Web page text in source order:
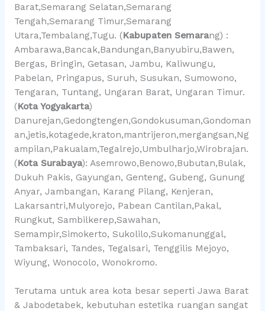
Barat,Semarang Selatan,Semarang
Tengah,Semarang Timur,Semarang
Utara,Tembalang,Tugu. (Kabupaten Semarang) :
Ambarawa,Bancak,Bandungan,Banyubiru,Bawen,
Bergas, Bringin, Getasan, Jambu, Kaliwungu,
Pabelan, Pringapus, Suruh, Susukan, Sumowono,
Tengaran, Tuntang, Ungaran Barat, Ungaran Timur.
(Kota Yogyakarta)
Danurejan,Gedongtengen,Gondokusuman,Gondoman
an,jetis,kotagede,kraton,mantrijeron,mergangsan,Ng
ampilan,Pakualam,Tegalrejo,Umbulharjo,Wirobrajan.
(Kota Surabaya): Asemrowo,Benowo,Bubutan,Bulak,
Dukuh Pakis, Gayungan, Genteng, Gubeng, Gunung
Anyar, Jambangan, Karang Pilang, Kenjeran,
Lakarsantri,Mulyorejo, Pabean Cantilan,Pakal,
Rungkut, Sambilkerep,Sawahan,
Semampir,Simokerto, Sukolilo,Sukomanunggal,
Tambaksari, Tandes, Tegalsari, Tenggilis Mejoyo,
Wiyung, Wonocolo, Wonokromo.
Terutama untuk area kota besar seperti Jawa Barat
& Jabodetabek, kebutuhan estetika ruangan sangat